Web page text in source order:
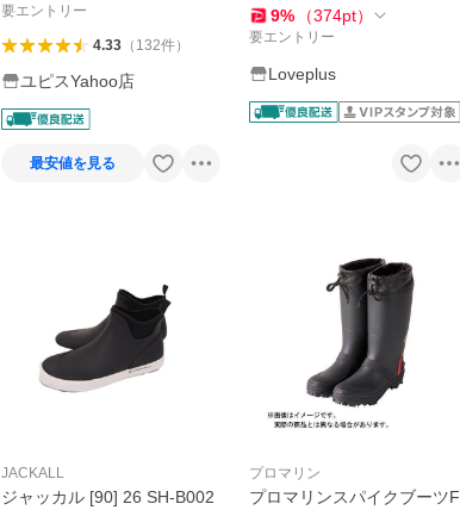
要エントリー
4.33（ 132件）
ユピスYahoo店
最安値を見る
9% （374pt）
要エントリー
Loveplus
JACKALL
ジャッカル [90] 26 SH-B002
プロマリン
プロマリンスパイクブーツF